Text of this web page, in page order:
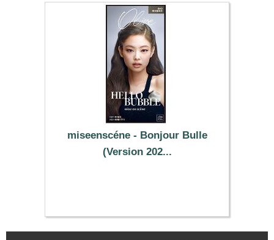
miseenscéne - Bonjour Bulle
(Version 202...